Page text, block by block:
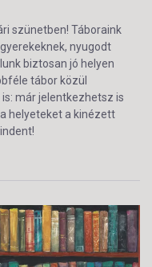
szünetben! Táboraink
nyugodt
biztosan jó helyen
tábor közül
már jelentkezhetsz is
helyeteket a kinézett